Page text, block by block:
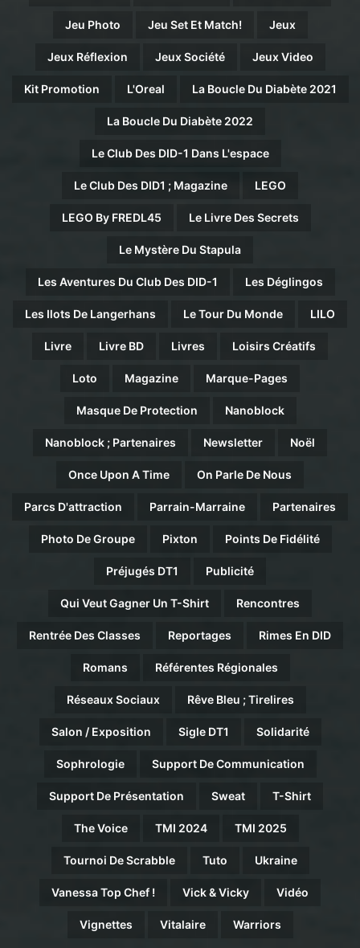
Jeu Photo Jeu Set Et Match! Jeux
Jeux Réflexion Jeux Société Jeux Video
Kit Promotion L'Oreal La Boucle Du Diabète 2021
La Boucle Du Diabète 2022
Le Club Des DID-1 Dans L'espace
Le Club Des DID1 ; Magazine LEGO
LEGO By FREDL45 Le Livre Des Secrets
Le Mystère Du Stapula
Les Aventures Du Club Des DID-1 Les Déglingos
Les Ilots De Langerhans Le Tour Du Monde LILO
Livre Livre BD Livres Loisirs Créatifs
Loto Magazine Marque-Pages
Masque De Protection Nanoblock
Nanoblock ; Partenaires Newsletter Noël
Once Upon A Time On Parle De Nous
Parcs D'attraction Parrain-Marraine Partenaires
Photo De Groupe Pixton Points De Fidélité
Préjugés DT1 Publicité
Qui Veut Gagner Un T-Shirt Rencontres
Rentrée Des Classes Reportages Rimes En DID
Romans Référentes Régionales
Réseaux Sociaux Rêve Bleu ; Tirelires
Salon / Exposition Sigle DT1 Solidarité
Sophrologie Support De Communication
Support De Présentation Sweat T-Shirt
The Voice TMI 2024 TMI 2025
Tournoi De Scrabble Tuto Ukraine
Vanessa Top Chef ! Vick & Vicky Vidéo
Vignettes Vitalaire Warriors